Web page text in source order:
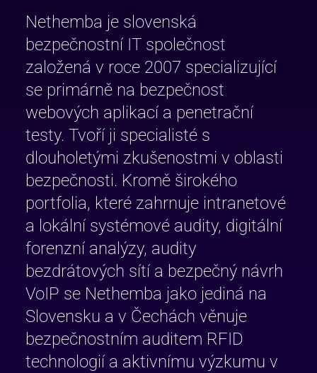
Nethemba je slovenská
bezpečnostní IT společnost
založená v roce 2007 specializující
se primárně na bezpečnost
webových aplikací a penetrační
testy. Tvoří ji specialisté s
dlouholetými zkušenostmi v oblasti
bezpečnosti. Kromě širokého
portfolia, které zahrnuje intranetové
a lokální systémové audity, digitální
forenzní analýzy, audity
bezdrátových sítí a bezpečný návrh
VoIP se Nethemba jako jediná na
Slovensku a v Čechách věnuje
bezpečnostním auditem RFID
technologií a aktivnímu výzkumu v